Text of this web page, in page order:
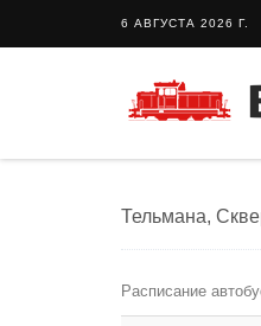
6 АВГУСТА 2026 Г.
Тельмана,
Расписание